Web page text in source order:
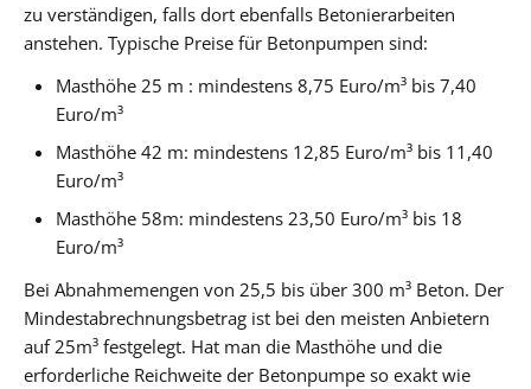
zu verständigen, falls dort ebenfalls Betonierarbeiten
anstehen. Typische Preise für Betonpumpen sind:
Masthöhe 25 m : mindestens 8,75 Euro/m³ bis 7,40
Euro/m³
Masthöhe 42 m: mindestens 12,85 Euro/m³ bis 11,40
Euro/m³
Masthöhe 58m: mindestens 23,50 Euro/m³ bis 18
Euro/m³
Bei Abnahmemengen von 25,5 bis über 300 m³ Beton. Der
Mindestabrechnungsbetrag ist bei den meisten Anbietern
auf 25m³ festgelegt. Hat man die Masthöhe und die
erforderliche Reichweite der Betonpumpe so exakt wie